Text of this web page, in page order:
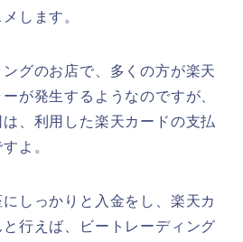
します。
グのお店で、多くの方が楽天
が発生するようなのですが、
、利用した楽天カードの支払
よ。
しっかりと入金をし、楽天カ
行えば、ビートレーディング